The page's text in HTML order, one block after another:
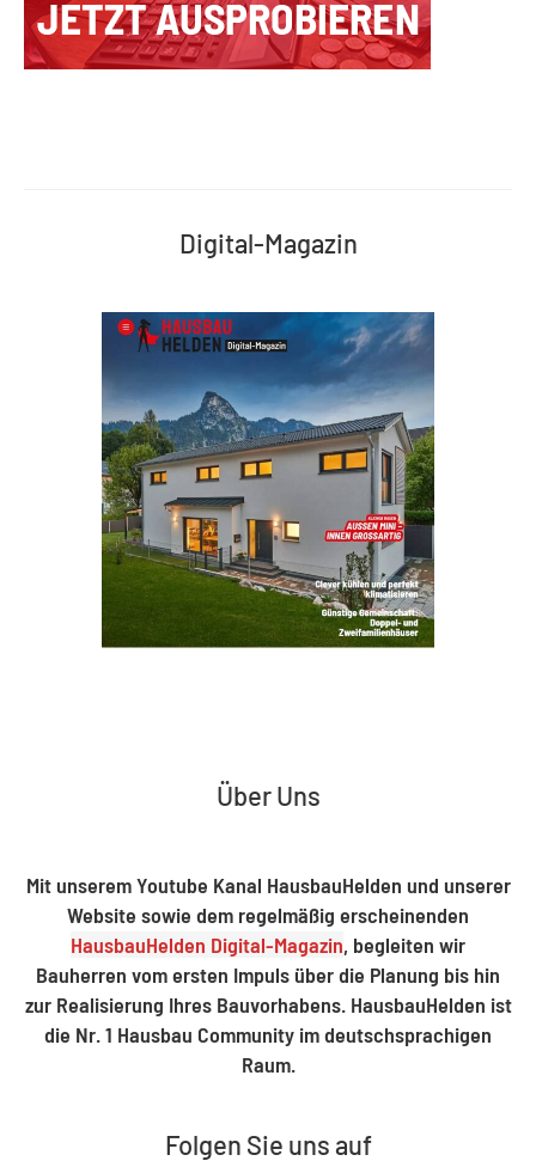
Digital-Magazin
Über Uns
Mit unserem Youtube Kanal HausbauHelden und unserer
Website sowie dem regelmäßig erscheinenden
HausbauHelden Digital-Magazin, begleiten wir
Bauherren vom ersten Impuls über die Planung bis hin
zur Realisierung Ihres Bauvorhabens. HausbauHelden ist
die Nr. 1 Hausbau Community im deutschsprachigen
Raum.
Folgen Sie uns auf